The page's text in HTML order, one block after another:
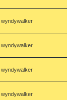
wyndywalker
wyndywalker
wyndywalker
wyndywalker